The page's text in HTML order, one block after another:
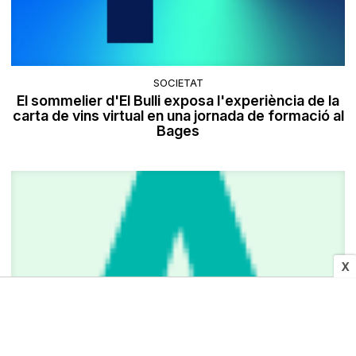
X
SOCIETAT
El sommelier d'El Bulli exposa l'experiència de la
carta de vins virtual en una jornada de formació al
Bages